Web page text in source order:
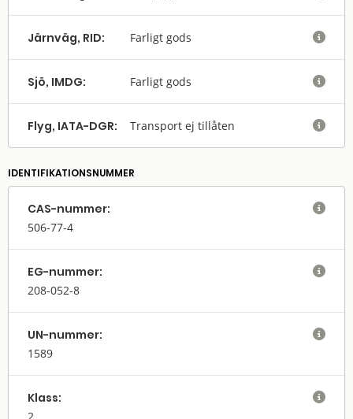
Järnväg, RID: Farligt gods 
Sjö, IMDG: Farligt gods 
Flyg, IATA-DGR: Transport ej tillåten 
IDENTIFIKATIONSNUMMER
CAS-nummer:
506-77-4

EG-nummer:
208-052-8

UN-nummer:
1589

Klass: 